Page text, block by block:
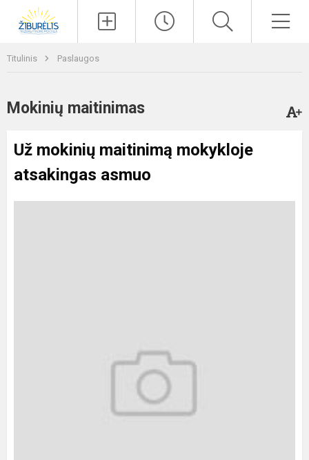
Titulinis Paslaugos
Mokinių maitinimas
Už mokinių maitinimą mokykloje
atsakingas asmuo